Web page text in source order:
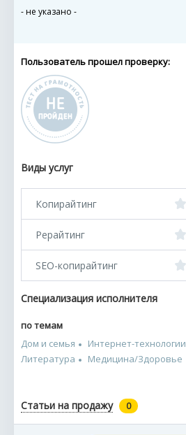
- не указано -
Пользователь прошел проверку:
Виды услуг
Копирайтинг
Рерайтинг
SEO-копирайтинг
Специализация исполнителя
по темам
Дом и семья
Интернет-технологии
Литература
Медицина/Здоровье
Статьи на продажу 0